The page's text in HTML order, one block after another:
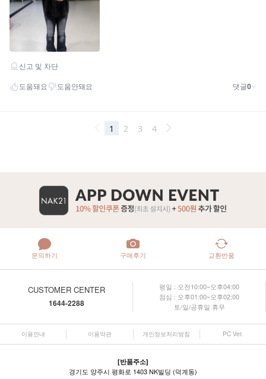
문의하기 구매후기 교환반품
CUSTOMER CENTER
1644-2288
평일 : 오전10:00~오후04:00
점심 : 오후01:00~오후02:00
토/일/공휴일 휴무
이용안내 이용약관 개인정보처리방침 PC Ver.
[반품주소]
경기도 양주시 평화로 1403 NK빌딩 (덕계동)